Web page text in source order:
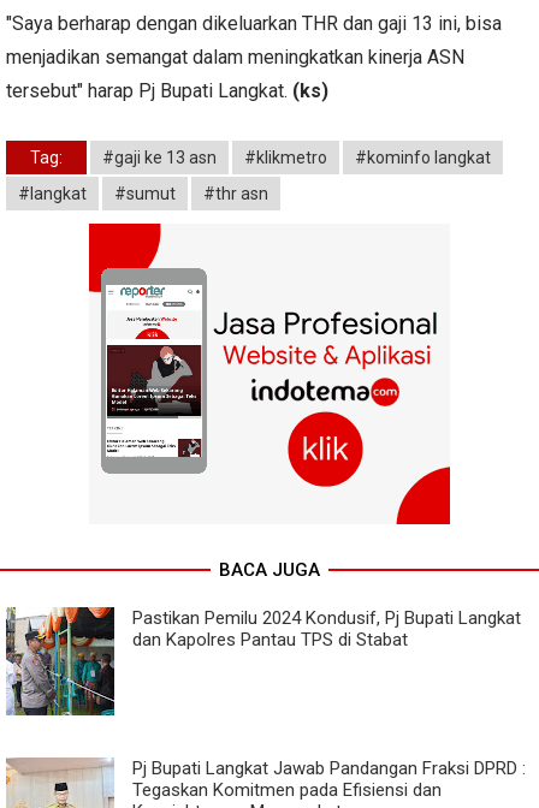
"Saya berharap dengan dikeluarkan THR dan gaji 13 ini, bisa
menjadikan semangat dalam meningkatkan kinerja ASN
tersebut" harap Pj Bupati Langkat. (ks)
Tag: #gaji ke 13 asn #klikmetro
#kominfo langkat
#langkat
#sumut #thr asn
BACA JUGA
Pastikan Pemilu 2024 Kondusif, Pj Bupati Langkat
dan Kapolres Pantau TPS di Stabat
Pj Bupati Langkat Jawab Pandangan Fraksi DPRD :
Tegaskan Komitmen pada Efisiensi dan